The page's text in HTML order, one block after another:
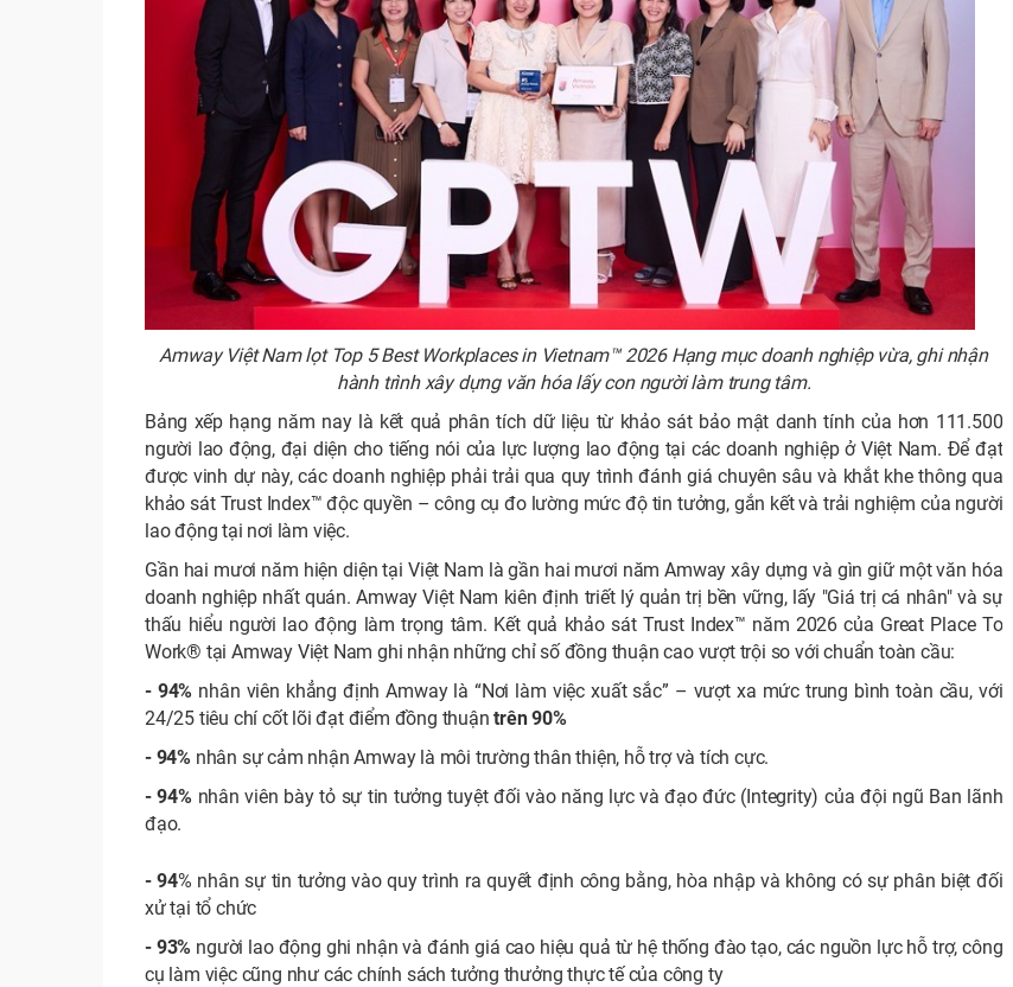
Amway Việt Nam lọt Top 5 Best Workplaces in Vietnam™ 2026 Hạng mục doanh nghiệp vừa, ghi nhận
hành trình xây dựng văn hóa lấy con người làm trung tâm.
Bảng xếp hạng năm nay là kết quả phân tích dữ liệu từ khảo sát bảo mật danh tính của hơn 111.500
người lao động, đại diện cho tiếng nói của lực lượng lao động tại các doanh nghiệp ở Việt Nam. Để đạt
được vinh dự này, các doanh nghiệp phải trải qua quy trình đánh giá chuyên sâu và khắt khe thông qua
khảo sát Trust Index™ độc quyền – công cụ đo lường mức độ tin tưởng, gắn kết và trải nghiệm của người
lao động tại nơi làm việc.
Gần hai mươi năm hiện diện tại Việt Nam là gần hai mươi năm Amway xây dựng và gìn giữ một văn hóa
doanh nghiệp nhất quán. Amway Việt Nam kiên định triết lý quản trị bền vững, lấy "Giá trị cá nhân" và sự
thấu hiểu người lao động làm trọng tâm. Kết quả khảo sát Trust Index™ năm 2026 của Great Place To
Work® tại Amway Việt Nam ghi nhận những chỉ số đồng thuận cao vượt trội so với chuẩn toàn cầu:
- 94% nhân viên khẳng định Amway là “Nơi làm việc xuất sắc” – vượt xa mức trung bình toàn cầu, với
24/25 tiêu chí cốt lõi đạt điểm đồng thuậntrên 90%
- 94% nhân sự cảm nhận Amway là môi trường thân thiện, hỗ trợ và tích cực.
- 94%nhân viên bày tỏ sự tin tưởng tuyệt đối vào năng lực và đạo đức (Integrity) của đội ngũ Ban lãnh
đạo.
- 94% nhân sự tin tưởng vào quy trình ra quyết định công bằng, hòa nhập và không có sự phân biệt đối
xử tại tổ chức
- 93% người lao động ghi nhận và đánh giá cao hiệu quả từ hệ thống đào tạo, các nguồn lực hỗ trợ, công
cụ làm việc cũng như các chính sách tưởng thưởng thực tế của công ty